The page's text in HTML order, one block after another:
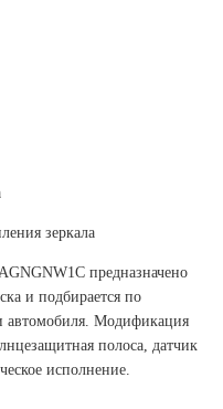
зеркала
предназначено
и подбирается по
автомобиля. Модификация
полоса, датчик
исполнение.